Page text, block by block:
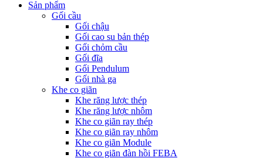
Sản phẩm
Gối cầu
Gối chậu
Gối cao su bản thép
Gối chỏm cầu
Gối đĩa
Gối Pendulum
Gối nhà ga
Khe co giãn
Khe răng lược thép
Khe răng lược nhôm
Khe co giãn ray thép
Khe co giãn ray nhôm
Khe co giãn Module
Khe co giãn đàn hồi FEBA